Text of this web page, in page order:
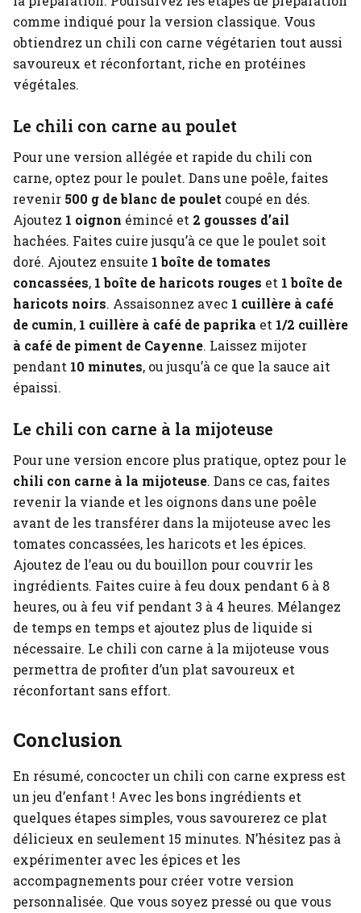
comme indiqué pour la version classique. Vous
obtiendrez un chili con carne végétarien tout aussi
savoureux et réconfortant, riche en protéines
végétales.
Le chili con carne au poulet
Pour une version allégée et rapide du chili con
carne, optez pour le poulet. Dans une poêle, faites
revenir 500 g de blanc de poulet coupé en dés.
Ajoutez 1 oignon émincé et 2 gousses d’ail
hachées. Faites cuire jusqu’à ce que le poulet soit
doré. Ajoutez ensuite 1 boîte de tomates
concassées, 1 boîte de haricots rouges et 1 boîte de
haricots noirs. Assaisonnez avec 1 cuillère à café
de cumin, 1 cuillère à café de paprika et 1/2 cuillère
à café de piment de Cayenne. Laissez mijoter
pendant 10 minutes, ou jusqu’à ce que la sauce ait
épaissi.
Le chili con carne à la mijoteuse
Pour une version encore plus pratique, optez pour le
chili con carne à la mijoteuse. Dans ce cas, faites
revenir la viande et les oignons dans une poêle
avant de les transférer dans la mijoteuse avec les
tomates concassées, les haricots et les épices.
Ajoutez de l’eau ou du bouillon pour couvrir les
ingrédients. Faites cuire à feu doux pendant 6 à 8
heures, ou à feu vif pendant 3 à 4 heures. Mélangez
de temps en temps et ajoutez plus de liquide si
nécessaire. Le chili con carne à la mijoteuse vous
permettra de profiter d’un plat savoureux et
réconfortant sans effort.
Conclusion
En résumé, concocter un chili con carne express est
un jeu d’enfant ! Avec les bons ingrédients et
quelques étapes simples, vous savourerez ce plat
délicieux en seulement 15 minutes. N’hésitez pas à
expérimenter avec les épices et les
accompagnements pour créer votre version
personnalisée. Que vous soyez pressé ou que vous